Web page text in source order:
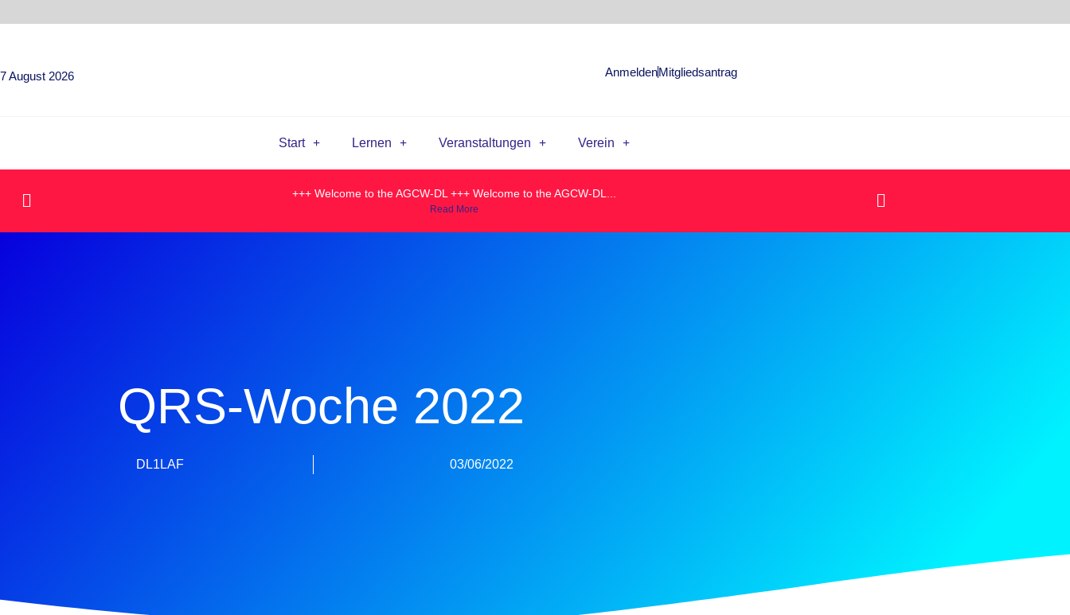
7 August 2026 AnmeldenMitgliedsantrag
Start Lernen Veranstaltungen Verein
+++ Welcome to the AGCW-DL +++ Welcome to the AGCW-DL...
Read More
QRS-Woche 2022
DL1LAF 03/06/2022